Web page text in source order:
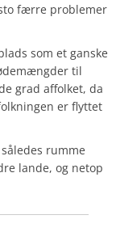
færre problemer
som et ganske
til
grad affolket, da
er flyttet
rumme
lande, og netop